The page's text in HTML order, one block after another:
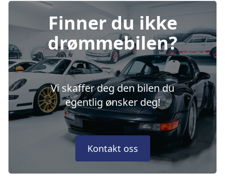
Finner du ikke
drømmebilen?
Vi skaffer deg den bilen du
egentlig ønsker deg!
Kontakt oss